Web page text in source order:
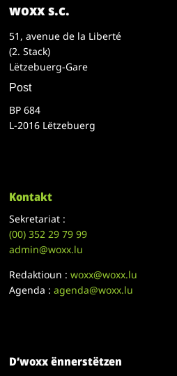
woxx s.c.
51, avenue de la Liberté
(2. Stack)
Lëtzebuerg-Gare
Post
BP 684
L-2016 Lëtzebuerg
Kontakt
Sekretariat :
(00)352 29 79 99
admin@woxx.lu
Redaktioun :woxx@woxx.lu
Agenda :agenda@woxx.lu
D’woxx ënnerstëtzen